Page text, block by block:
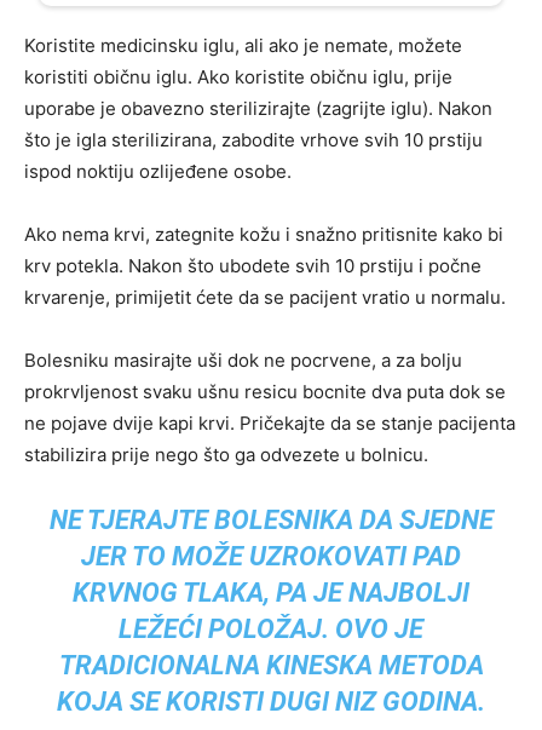
Koristite medicinsku iglu, ali ako je nemate, možete
koristiti običnu iglu. Ako koristite običnu iglu, prije
uporabe je obavezno sterilizirajte (zagrijte iglu). Nakon
što je igla sterilizirana, zabodite vrhove svih 10 prstiju
ispod noktiju ozlijeđene osobe.
Ako nema krvi, zategnite kožu i snažno pritisnite kako bi
krv potekla. Nakon što ubodete svih 10 prstiju i počne
krvarenje, primijetit ćete da se pacijent vratio u normalu.
Bolesniku masirajte uši dok ne pocrvene, a za bolju
prokrvljenost svaku ušnu resicu bocnite dva puta dok se
ne pojave dvije kapi krvi. Pričekajte da se stanje pacijenta
stabilizira prije nego što ga odvezete u bolnicu.
NE TJERAJTE BOLESNIKA DA SJEDNE
JER TO MOŽE UZROKOVATI PAD
KRVNOG TLAKA, PA JE NAJBOLJI
LEŽEĆI POLOŽAJ. OVO JE
TRADICIONALNA KINESKA METODA
KOJA SE KORISTI DUGI NIZ GODINA.